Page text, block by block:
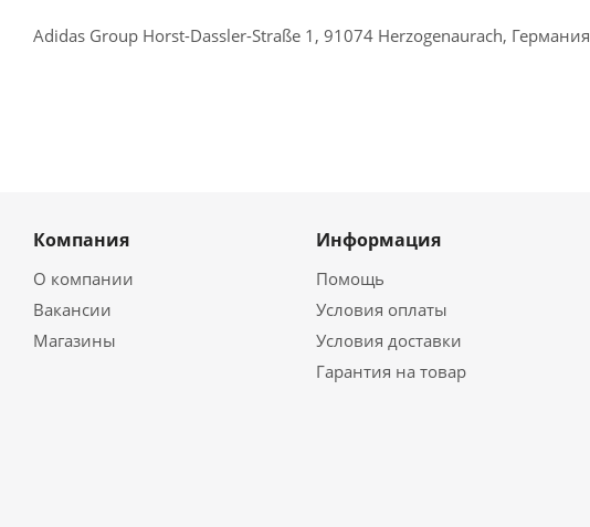
Adidas Group Horst-Dassler-Straße 1, 91074 Herzogenaurach, Германия
Компания
О компании
Вакансии
Магазины
Информация
Помощь
Условия оплаты
Условия доставки
Гарантия на товар